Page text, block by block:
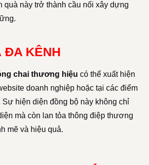
quà này trở thành cầu nối xây dựng
ĐA KÊNH
chai thương hiệu có thể xuất hiện
doanh nghiệp hoặc tại các điểm
Sự hiện diện đồng bộ này không chỉ
mà còn lan tỏa thông điệp thương
mẽ và hiệu quả.